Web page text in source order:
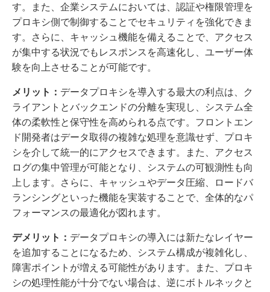
す。また、企業システムにおいては、認証や権限管理を
プロキシ側で制御することでセキュリティを強化できま
す。さらに、キャッシュ機能を備えることで、アクセス
が集中する状況でもレスポンスを高速化し、ユーザー体
験を向上させることが可能です。
メリット： データプロキシを導入する最大の利点は、ク
ライアントとバックエンドの分離を実現し、システム全
体の柔軟性と保守性を高められる点です。フロントエン
ド開発者はデータ取得の複雑な処理を意識せず、プロキ
シを介して統一的にアクセスできます。また、アクセス
ログの集中管理が可能となり、システムの可観測性も向
上します。さらに、キャッシュやデータ圧縮、ロードバ
ランシングといった機能を実装することで、全体的なパ
フォーマンスの最適化が図れます。
デメリット： データプロキシの導入には新たなレイヤー
を追加することになるため、システム構成が複雑化し、
障害ポイントが増える可能性があります。また、プロキ
シの処理性能が十分でない場合は、逆にボトルネックと